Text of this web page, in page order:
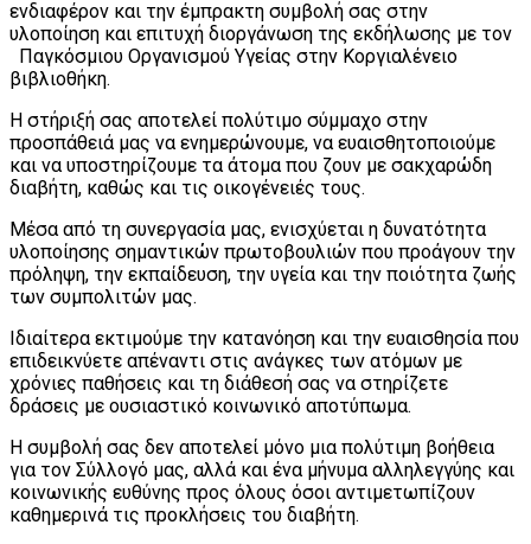
ενδιαφέρον και την έμπρακτη συμβολή σας στην
υλοποίηση και επιτυχή διοργάνωση της εκδήλωσης με τον
Παγκόσμιου Οργανισμού Υγείας στην Κοργιαλένειο
βιβλιοθήκη.
Η στήριξή σας αποτελεί πολύτιμο σύμμαχο στην
προσπάθειά μας να ενημερώνουμε, να ευαισθητοποιούμε
και να υποστηρίζουμε τα άτομα που ζουν με σακχαρώδη
διαβήτη, καθώς και τις οικογένειές τους.
Μέσα από τη συνεργασία μας, ενισχύεται η δυνατότητα
υλοποίησης σημαντικών πρωτοβουλιών που προάγουν την
πρόληψη, την εκπαίδευση, την υγεία και την ποιότητα ζωής
των συμπολιτών μας.
Ιδιαίτερα εκτιμούμε την κατανόηση και την ευαισθησία που
επιδεικνύετε απέναντι στις ανάγκες των ατόμων με
χρόνιες παθήσεις και τη διάθεσή σας να στηρίζετε
δράσεις με ουσιαστικό κοινωνικό αποτύπωμα.
Η συμβολή σας δεν αποτελεί μόνο μια πολύτιμη βοήθεια
για τον Σύλλογό μας, αλλά και ένα μήνυμα αλληλεγγύης και
κοινωνικής ευθύνης προς όλους όσοι αντιμετωπίζουν
καθημερινά τις προκλήσεις του διαβήτη.